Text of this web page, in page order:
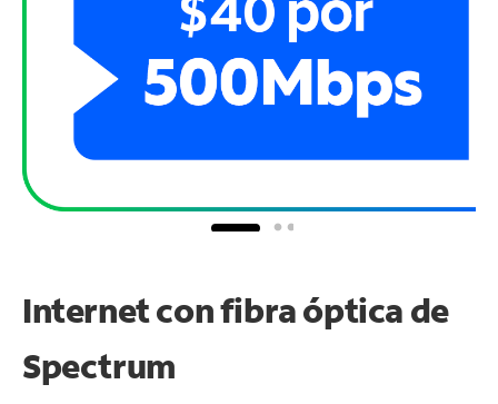
Internet con fibra óptica de
Spectrum